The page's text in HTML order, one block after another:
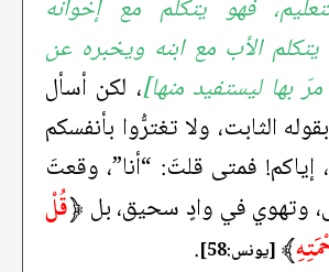
فهو يتكلم مع إخوانه
يتكلم الأب مع ابنه ويخبره عن
بها ليستفيد منها]، لكن أسأل
الثابت، ولا تغترُّوا بأنفسكم
إياكم! فمتى قلتَ: “أنا”، وقعتَ
وتهوي في وادٍ سحيق، بل ﴿قُلْ
﴾ [يونس:58] .